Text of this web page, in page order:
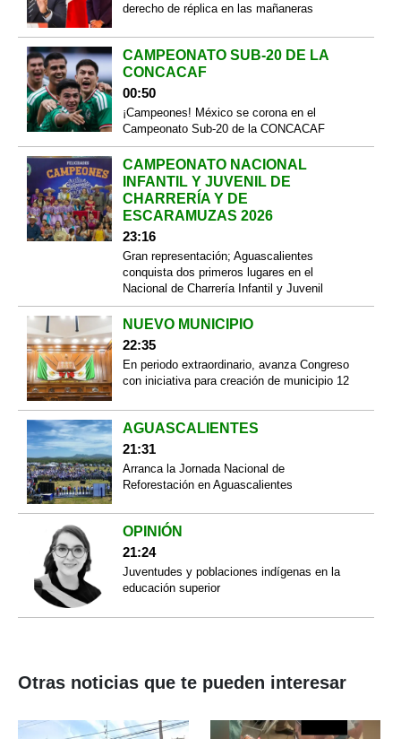
derecho de réplica en las mañaneras
CAMPEONATO SUB-20 DE LA
CONCACAF
00:50
¡Campeones! México se corona en el
Campeonato Sub-20 de la CONCACAF
CAMPEONATO NACIONAL
INFANTIL Y JUVENIL DE
CHARRERÍA Y DE
ESCARAMUZAS 2026
23:16
Gran representación; Aguascalientes
conquista dos primeros lugares en el
Nacional de Charrería Infantil y Juvenil
NUEVO MUNICIPIO
22:35
En periodo extraordinario, avanza Congreso
con iniciativa para creación de municipio 12
AGUASCALIENTES
21:31
Arranca la Jornada Nacional de
Reforestación en Aguascalientes
OPINIÓN
21:24
Juventudes y poblaciones indígenas en la
educación superior
Otras noticias que te pueden interesar